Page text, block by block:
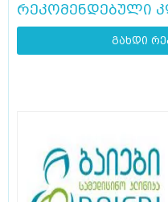
რეკომენდებული
გახდი